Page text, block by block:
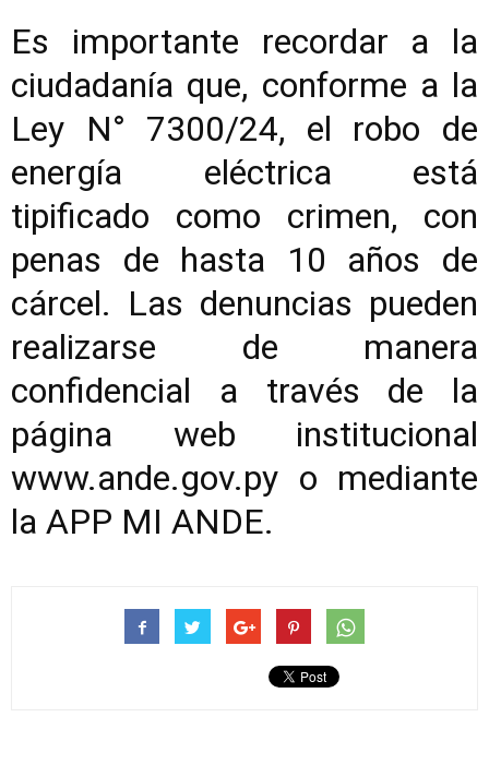
Es importante recordar a la
ciudadanía que, conforme a la
Ley N° 7300/24, el robo de
energía eléctrica está
tipificado como crimen, con
penas de hasta 10 años de
cárcel. Las denuncias pueden
realizarse de manera
confidencial a través de la
página web institucional
www.ande.gov.py o mediante
la APP MI ANDE.